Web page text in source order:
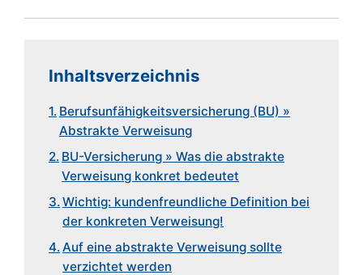
Inhaltsverzeichnis
Berufs­unfähig­keitsversicherung (BU) »
Abstrakte Verweisung
BU-Versicherung » Was die abstrakte
Verweisung konkret bedeutet
Wichtig: kundenfreundliche Definition bei
der konkreten Verweisung!
Auf eine abstrakte Verweisung sollte
verzichtet werden